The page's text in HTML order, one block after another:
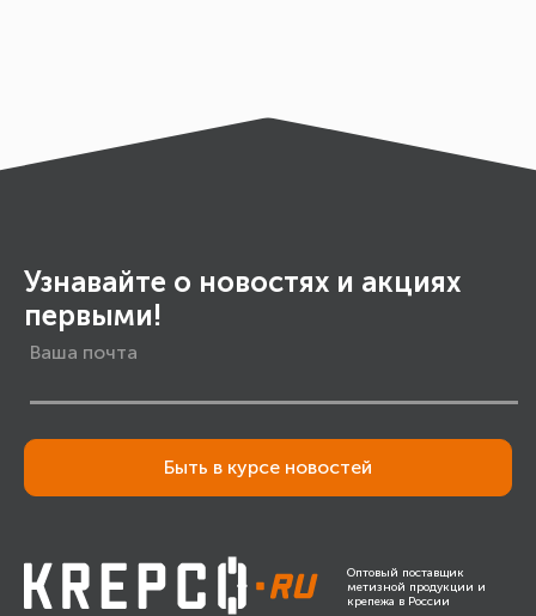
Узнавайте о новостях и акциях
первыми!
Быть в курсе новостей
Оптовый поставщик
метизной продукции и
крепежа в России